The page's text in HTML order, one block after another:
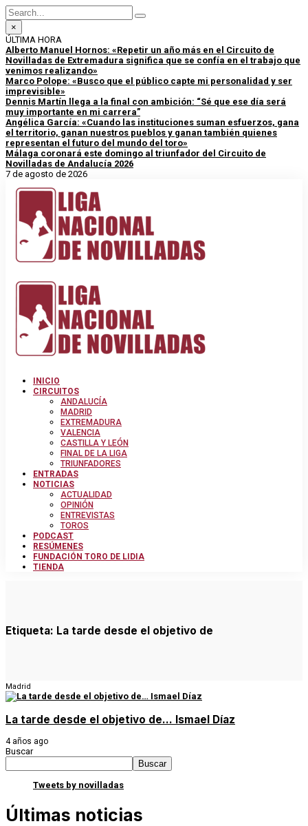
×
ÚLTIMA HORA
Alberto Manuel Hornos: «Repetir un año más en el Circuito de
Novilladas de Extremadura significa que se confía en el trabajo que
venimos realizando»
Marco Polope: «Busco que el público capte mi personalidad y ser
imprevisible»
Dennis Martín llega a la final con ambición: “Sé que ese día será
muy importante en mi carrera”
Angélica García: «Cuando las instituciones suman esfuerzos, gana
el territorio, ganan nuestros pueblos y ganan también quienes
representan el futuro del mundo del toro»
Málaga coronará este domingo al triunfador del Circuito de
Novilladas de Andalucía 2026
7 de agosto de 2026
INICIO
CIRCUITOS
ANDALUCÍA
MADRID
EXTREMADURA
VALENCIA
CASTILLA Y LEÓN
FINAL DE LA LIGA
TRIUNFADORES
ENTRADAS
NOTICIAS
ACTUALIDAD
OPINIÓN
ENTREVISTAS
TOROS
PODCAST
RESÚMENES
FUNDACIÓN TORO DE LIDIA
TIENDA
Etiqueta: La tarde desde el objetivo de
Madrid
La tarde desde el objetivo de… Ismael Díaz
4 años ago
Buscar
Buscar
Tweets by novilladas
Últimas noticias